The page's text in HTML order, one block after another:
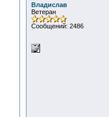
Владислав
Ветеран
Сообщений: 2486